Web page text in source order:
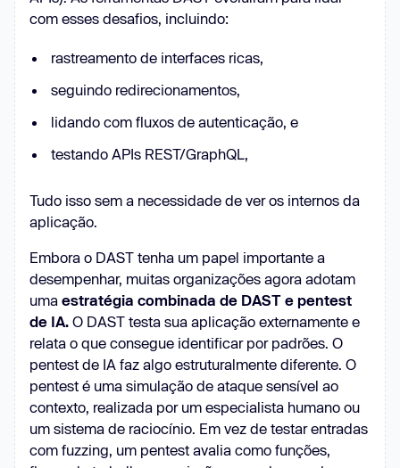
com esses desafios, incluindo:
rastreamento de interfaces ricas,
seguindo redirecionamentos,
lidando com fluxos de autenticação, e
testando APIs REST/GraphQL,
Tudo isso sem a necessidade de ver os internos da
aplicação.
Embora o DAST tenha um papel importante a
desempenhar, muitas organizações agora adotam
uma estratégia combinada de DAST e pentest
de IA. O DAST testa sua aplicação externamente e
relata o que consegue identificar por padrões. O
pentest de IA faz algo estruturalmente diferente. O
pentest é uma simulação de ataque sensível ao
contexto, realizada por um especialista humano ou
um sistema de raciocínio. Em vez de testar entradas
com fuzzing, um pentest avalia como funções,